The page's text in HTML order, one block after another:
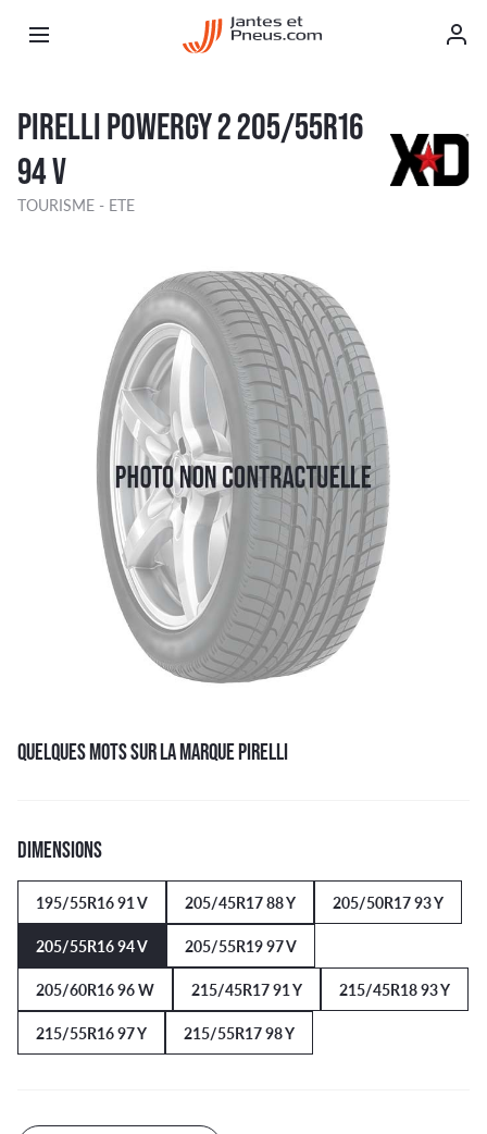
PIRELLI POWERGY 2 205/55R16
94 V
TOURISME - ETE
QUELQUES MOTS SUR LA MARQUE PIRELLI
DIMENSIONS
195/55R16 91 V 205/45R17 88 Y
205/50R17 93 Y
205/55R16 94 V
205/55R19 97 V
205/60R16 96 W
215/45R17 91 Y
215/45R18 93 Y
215/55R16 97 Y
215/55R17 98 Y